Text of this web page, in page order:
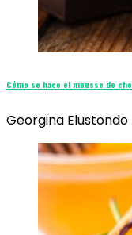
Cómo se hace el mousse de
Georgina Elustondo